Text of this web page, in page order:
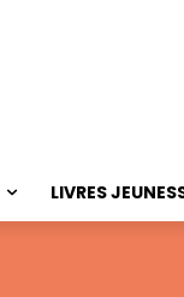
LIVRES